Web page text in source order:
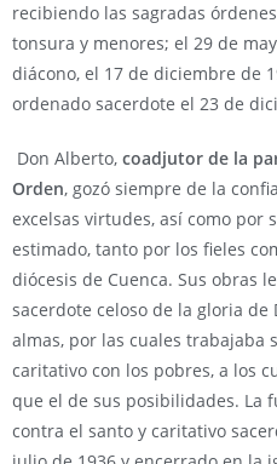
recibiendo las sagradas
tonsura y menores; el 29 de
diácono, el 17 de diciembre de
ordenado sacerdote el 23 de
Don Alberto, coadjutor de la
Orden, gozó siempre de la
excelsas virtudes, así como por
estimado, tanto por los fieles
diócesis de Cuenca. Sus obras
sacerdote celoso de la gloria de
almas, por las cuales trabajaba
caritativo con los pobres, a los
que el de sus posibilidades. La
contra el santo y caritativo